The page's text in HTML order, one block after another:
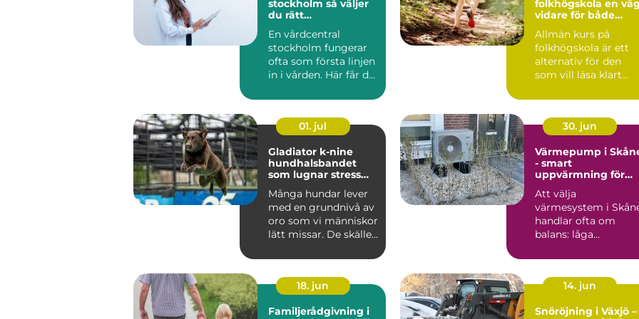
stockholm så väljer
du rätt
En vårdcentral
stockholm fungerar
ofta som första linjen
in i vården. Här får du
folkhögskola en väg
vidare för både
Allmän kurs på
folkhögskola är ett
alternativ för den
som vill läsa klart
behörighet t...
01. jul
Gladiator k-nine
hundhalsbandet
som lugnar stress
Många hundar lever
med en grundnivå av
oro som vi människor
lätt missar. De skäller
30. jun
Värmepump i
- smart
uppvärmning för
Att välja
värmesystem i
handlar ofta om
balans: låga
18. jun
Familjerådgivning i
14. jun
Snöröjning i Växjö –